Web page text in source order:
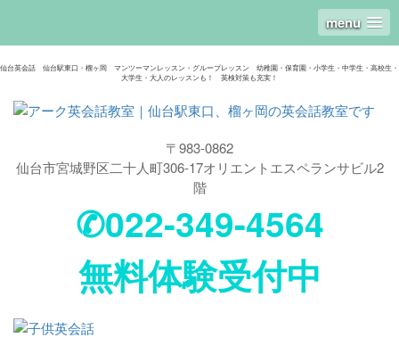
menu
仙台英会話 仙台駅東口・榴ヶ岡 マンツーマンレッスン・グループレッスン 幼稚園・保育園・小学生・中学生・高校生・
大学生・大人のレッスンも！ 英検対策も充実！
〒983-0862
仙台市宮城野区二十人町306-17オリエントエスペランサビル2
階
✆022-349-4564
無料体験受付中